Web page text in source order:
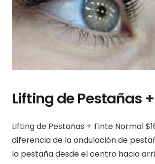
Lifting de Pestañas
Lifting de Pestañas + Tinte Normal
diferencia de la ondulación de
la pestaña desde el centro hacia